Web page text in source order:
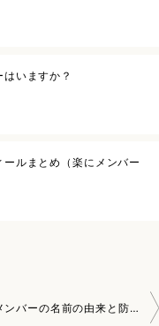
いますか？
ルまとめ（楽にメンバー
BTSメンバーの名前の由来と防弾少年団の意味